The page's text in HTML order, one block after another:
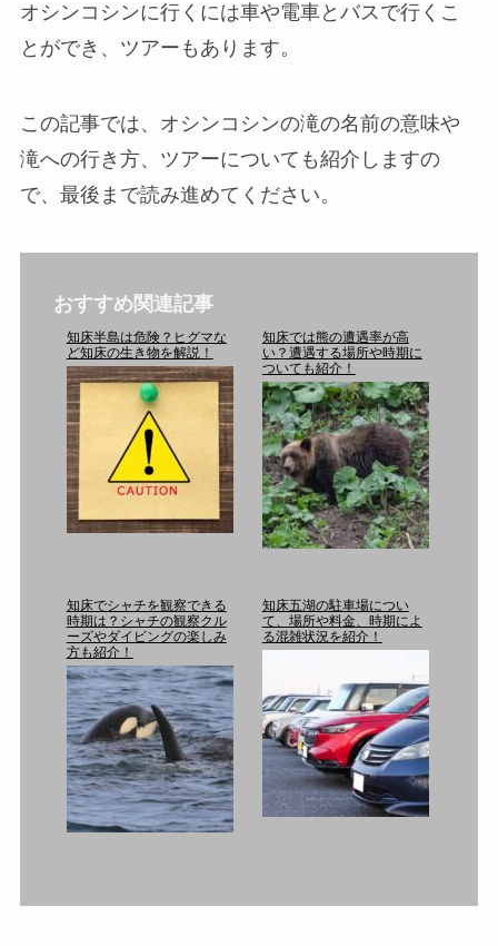
オシンコシンに行くには車や電車とバスで行くこ
とができ、ツアーもあります。
この記事では、オシンコシンの滝の名前の意味や
滝への行き方、ツアーについても紹介しますの
で、最後まで読み進めてください。
おすすめ関連記事
知床半島は危険？ヒグマな
ど知床の生き物を解説！
知床では熊の遭遇率が高
い？遭遇する場所や時期に
ついても紹介！
知床でシャチを観察できる
時期は？シャチの観察クル
ーズやダイビングの楽しみ
方も紹介！
知床五湖の駐車場につい
て、場所や料金、時期によ
る混雑状況を紹介！